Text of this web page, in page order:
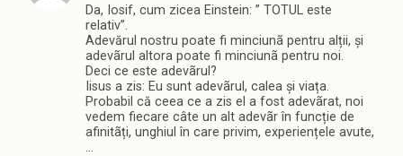
Da, Iosif, cum zicea Einstein: ” TOTUL este
relativ”.
Adevărul nostru poate fi minciunã pentru alții, și
adevãrul altora poate fi minciunã pentru noi.
Deci ce este adevãrul?
Iisus a zis: Eu sunt adevãrul, calea și viața.
Probabil că ceea ce a zis el a fost adevãrat, noi
vedem fiecare câte un alt adevãr în funcție de
afinitãți, unghiul în care privim, experiențele avute,
…